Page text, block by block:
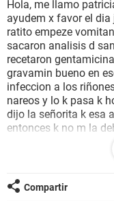
BIENESTAR
SEXUALIDAD
GLOSARIO
Hola, me llamo
ayudem x favor el
ratito empeze
sacaron analisis d
recetaron
gravamin bueno en
infeccion a los
nareos y lo k pasa k
dijo la señorita k esa
entonces k no m la
puesto pero yo sigo
....usted cree k es d
Compartir